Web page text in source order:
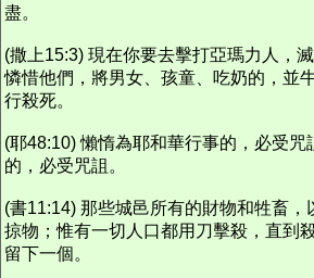
盡。
(撒上15:3) 現在你要去擊打亞瑪力人，
憐惜他們，將男女、孩童、吃奶的，並
行殺死。
(耶48:10) 懶惰為耶和華行事的，必受咒
的，必受咒詛。
(書11:14) 那些城邑所有的財物和牲畜，
掠物；惟有一切人口都用刀擊殺，直到
留下一個。